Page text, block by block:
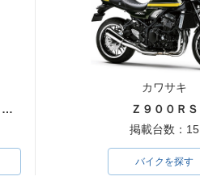
ＣＢ４００Ｓｕｐｅｒ Ｆｏｕｒ ＶＴＥＣ ＳＰＥＣ３
カワサキ
Ｚ９００ＲＳ
掲載台数：15
バイクを探す